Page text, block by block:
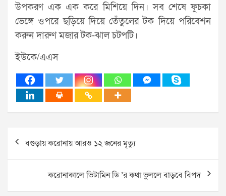
উপকরণ এক এক করে মিশিয়ে দিন। সব শেষে ফুচকা
ভেঙ্গে ওপরে ছড়িয়ে দিয়ে তেঁতুলের টক দিয়ে পরিবেশন
করুন দারুণ মজার টক-ঝাল চটপটি।
ইউকে/এএস
Post
navigation
বগুড়ায় করোনায় আরও ১২ জনের মৃত্যু
করোনাকালে ভিটামিন ডি ’র কথা ভুললে বাড়বে বিপদ